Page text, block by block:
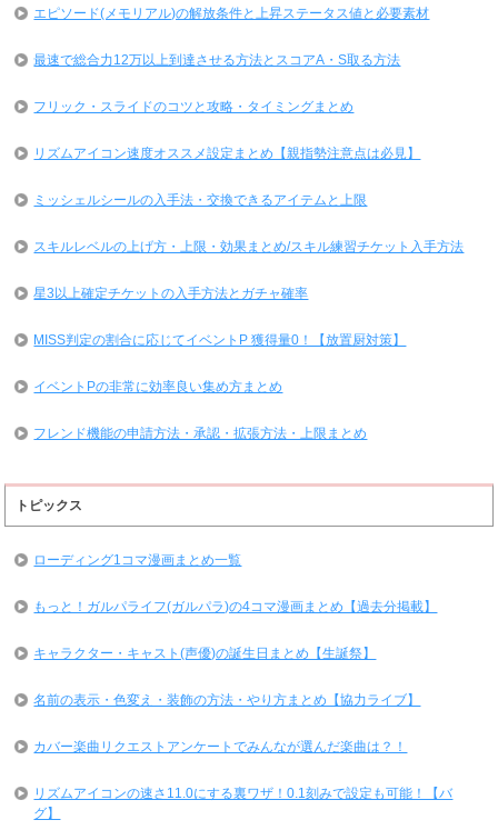
エピソード(メモリアル)の解放条件と上昇ステータス値と必要素材
最速で総合力12万以上到達させる方法とスコアA・S取る方法
フリック・スライドのコツと攻略・タイミングまとめ
リズムアイコン速度オススメ設定まとめ【親指勢注意点は必見】
ミッシェルシールの入手法・交換できるアイテムと上限
スキルレベルの上げ方・上限・効果まとめ/スキル練習チケット入手方法
星3以上確定チケットの入手方法とガチャ確率
MISS判定の割合に応じてイベントP 獲得量0！【放置厨対策】
イベントPの非常に効率良い集め方まとめ
フレンド機能の申請方法・承認・拡張方法・上限まとめ
トピックス
ローディング1コマ漫画まとめ一覧
もっと！ガルパライフ(ガルパラ)の4コマ漫画まとめ【過去分掲載】
キャラクター・キャスト(声優)の誕生日まとめ【生誕祭】
名前の表示・色変え・装飾の方法・やり方まとめ【協力ライブ】
カバー楽曲リクエストアンケートでみんなが選んだ楽曲は？！
リズムアイコンの速さ11.0にする裏ワザ！0.1刻みで設定も可能！【バ
グ】